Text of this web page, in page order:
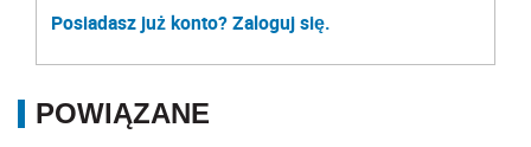
Posiadasz już konto? Zaloguj się.
POWIĄZANE